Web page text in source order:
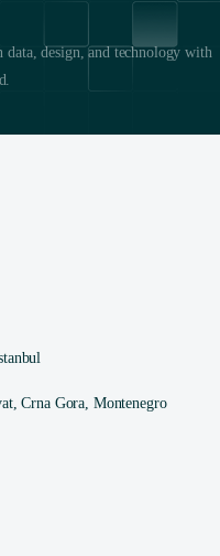
design, and technology with
Crna Gora, Montenegro